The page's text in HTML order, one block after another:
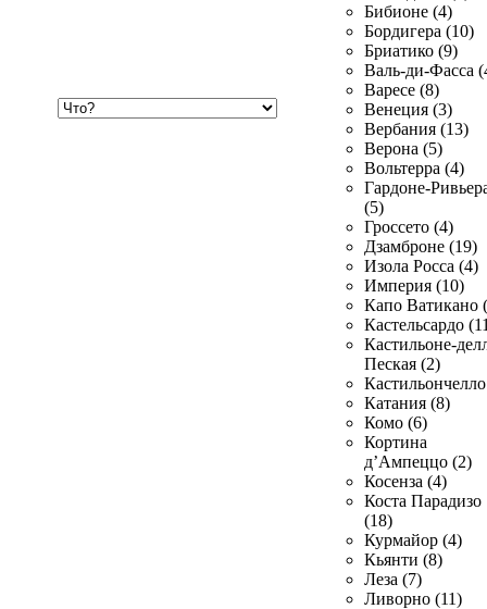
Бибионе (4)
Бордигера (10)
Бриатико (9)
Валь-ди-Фасса
Варесе (8)
Венеция (3)
Вербания (13)
Верона (5)
Вольтерра (4)
Гардоне-
(5)
Гроссето (4)
Дзамброне (19)
Изола Росса (4)
Империя (10)
Капо Ватикано
Кастельсардо
Кастильоне-
Пеская (2)
Катания (8)
Комо (6)
Кортина
д’Ампеццо (2)
Косенза (4)
Коста Парадизо
(18)
Курмайор (4)
Кьянти (8)
Леза (7)
Ливорно (11)